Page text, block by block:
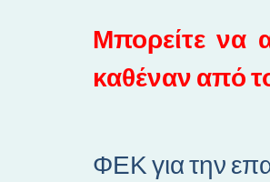
Μπορείτε να
καθέναν από
ΦΕΚ για την